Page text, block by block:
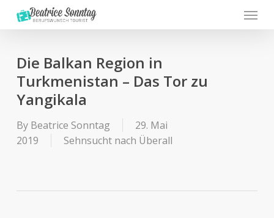
Menu
Die Balkan Region in
Turkmenistan – Das Tor zu
Yangikala
By Beatrice Sonntag
29. Mai
2019
Sehnsucht nach Überall